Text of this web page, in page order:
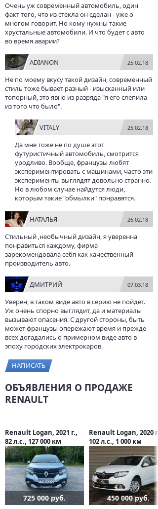
Очень уж современный автомобиль, один
факт того, что из стекла он сделан - уже о
многом говорит. Но кому нужны такие
хрустальные автомобили. И что будет с авто
во время аварии?
ADIANON 25.02.18
Не по моему вкусу такой дизайн, современный
стиль тоже бывает разный - изысканный или
топорный, это явно из разряда "я его слепила
из того что было".
VITALY 25.02.18
Да мне тоже не по душе этот
футуристичный автомобиль, смотрится
уродливо. Вообще, французы любят
экспериментировать с машинами, часто эти
эксперименты выглядят довольно странно.
Но в любом случае найдутся люди,
которым такие "обмылки" понравятся.
НАТАЛЬЯ 26.02.18
Стильный ,необычный дизайн, я уверенна
понравиться каждому, фирма
зарекомендовала себя как качественный
производитель авто.
ДМИТРИЙ 07.03.18
Уверен, в таком виде авто в серию не пойдёт.
Уж очень спорно выглядит, да и материалы
вызывают опасения. С другой стороны, быть
может французы опережают время и прежде
всех догадались о примерном виде авто в
эпоху городских электрокаров.
НАПИСАТЬ
ОБЪЯВЛЕНИЯ О ПРОДАЖЕ
RENAULT
Renault Logan, 2021 г.,
82 л.с., 127 000 км
725 000 руб.
Renault Logan, 2020 г.,
102 л.с., 1 000 км
450 000 руб.